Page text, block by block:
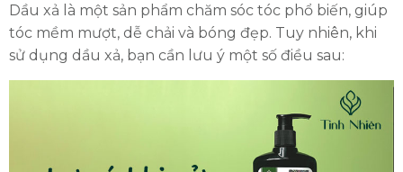
Dầu xả là một sản phẩm chăm sóc tóc phổ biến, giúp
tóc mềm mượt, dễ chải và bóng đẹp. Tuy nhiên, khi
sử dụng dầu xả, bạn cần lưu ý một số điều sau: